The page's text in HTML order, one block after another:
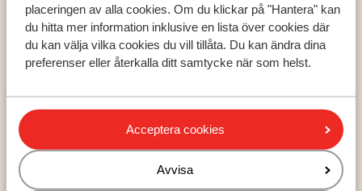
placeringen av alla cookies. Om du klickar på "Hantera" kan
du hitta mer information inklusive en lista över cookies där
du kan välja vilka cookies du vill tillåta. Du kan ändra dina
preferenser eller återkalla ditt samtycke när som helst.
Acceptera cookies
Avvisa
Sunweb har ett stort utbud av skidresor till La Forêt
Blanche. Oavsett om din skidsemester ska vara billig,
lyxig eller bara till bästa priset, har Sunweb rätt
består främst av hotell och lägenheter, men vi har
också ett stort utbud av chalet och alpstugor. När du
bokar skidresor till Frankrike med Sunweb inkluderas
alltid liftkort i priset.
Populära destinationer
Ski Amadé
Zell am See - Kaprun
Les Trois Vallées
Populära skidområden
Val Thorens